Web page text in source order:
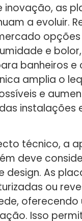
inovação, as
a evoluir.
e
banheiros e
amplia o
e
instalações
técnico, a
deve
design. As
ou
oferecendo
Isso